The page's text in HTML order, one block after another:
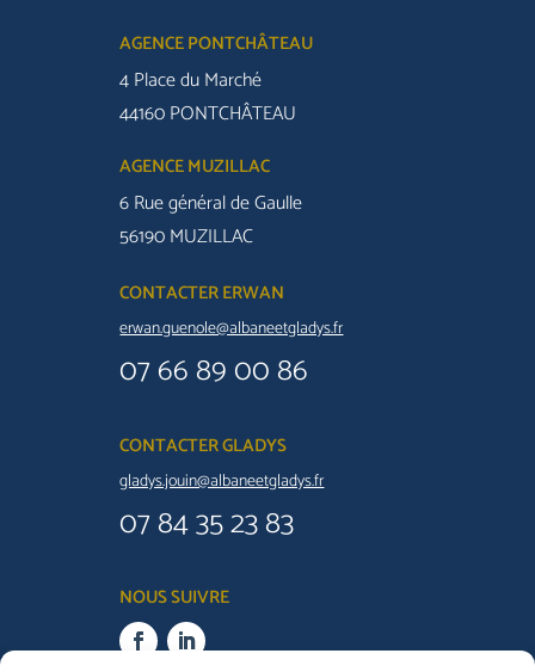
AGENCE PONTCHÂTEAU
4 Place du Marché
44160 PONTCHÂTEAU
AGENCE MUZILLAC
6 Rue général de Gaulle
56190 MUZILLAC
CONTACTER ERWAN
erwan.guenole@albaneetgladys.fr
07 66 89 00 86
CONTACTER GLADYS
gladys.jouin@albaneetgladys.fr
07 84 35 23 83
NOUS SUIVRE